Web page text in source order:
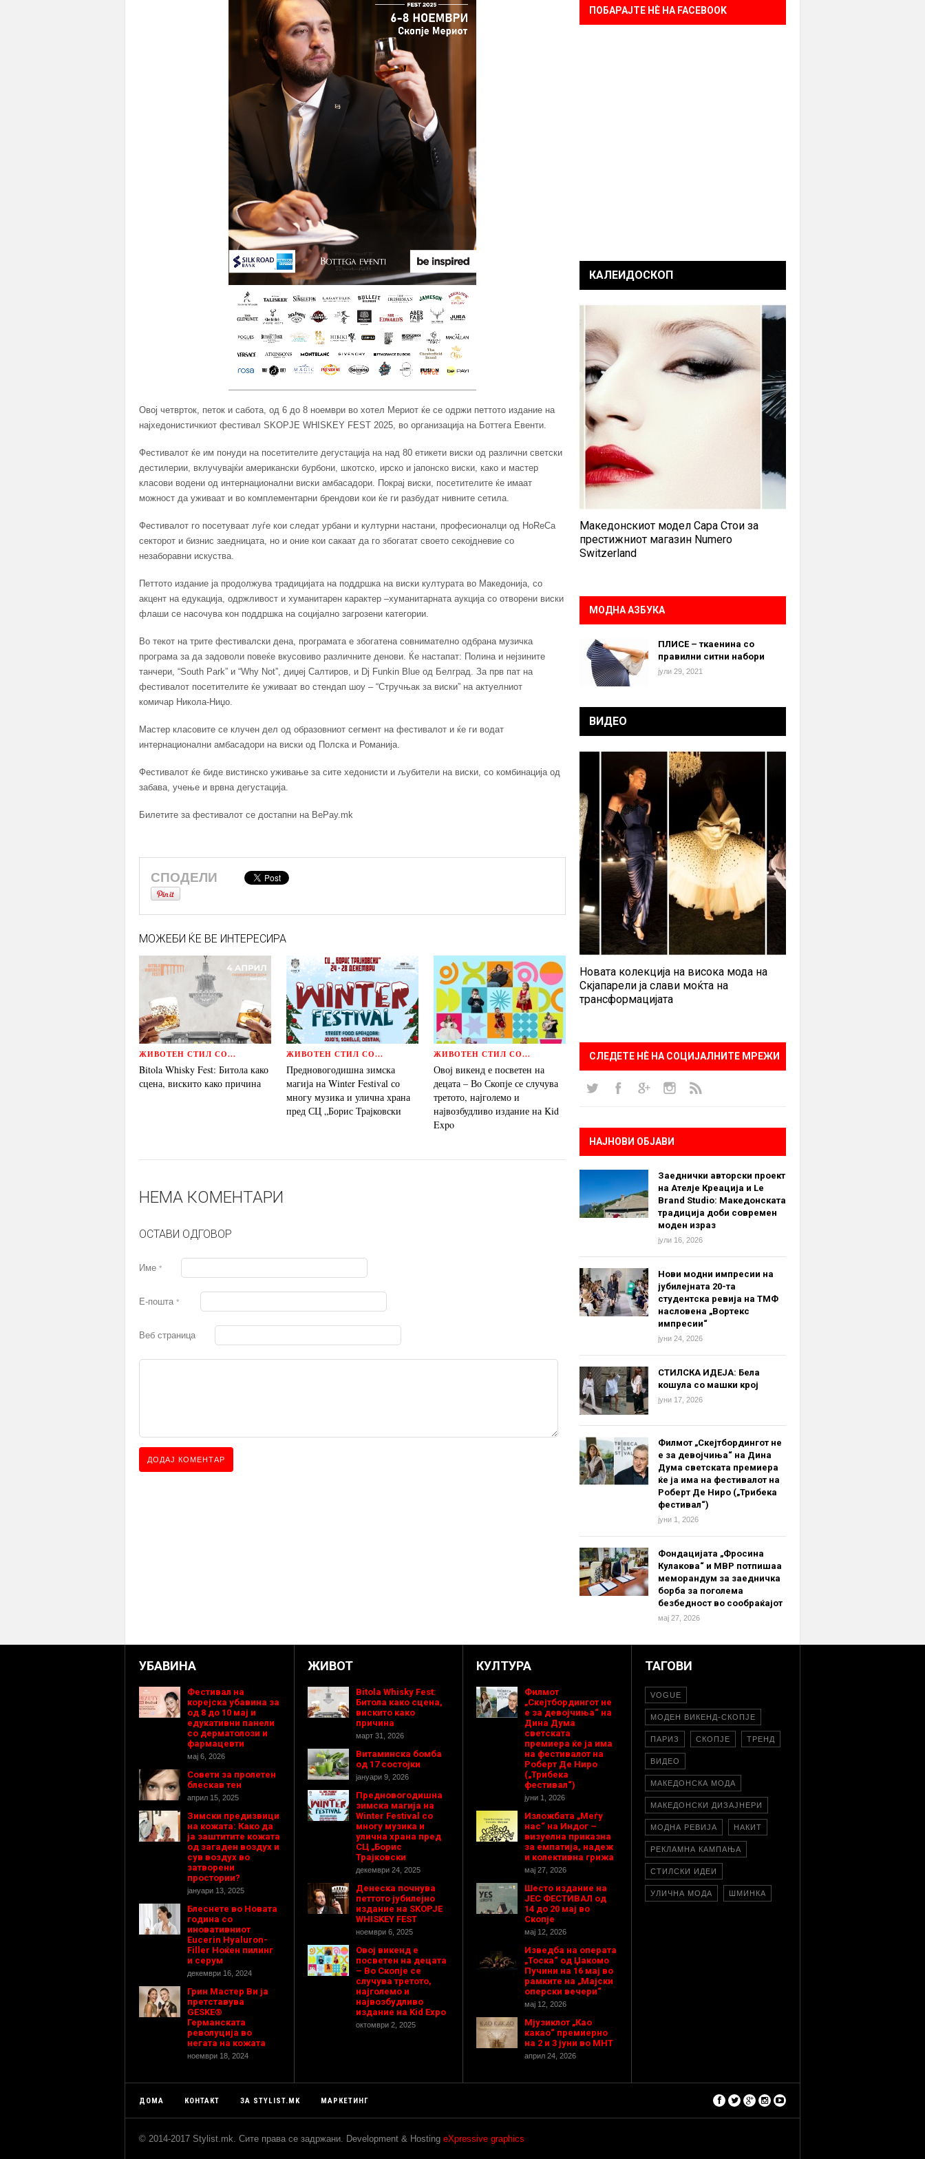
Овој четврток, петок и сабота, од 6 до 8 ноември во хотел Мериот ќе се одржи петтото издание на
најхедонистичкиот фестивал SKOPJE WHISKEY FEST 2025, во организација на Боттега Евенти.
Фестивалот ќе им понуди на посетителите дегустација на над 80 етикети виски од различни светски
дестилерии, вклучувајќи американски бурбони, шкотско, ирско и јапонско виски, како и мастер
класови водени од интернационални виски амбасадори. Покрај виски, посетителите ќе имаат
можност да уживаат и во комплементарни брендови кои ќе ги разбудат нивните сетила.
Фестивалот го посетуваат луѓе кои следат урбани и културни настани, професионалци од HoReCa
секторот и бизнис заедницата, но и оние кои сакаат да го збогатат своето секојдневие со
незаборавни искуства.
Петтото издание ја продолжува традицијата на поддршка на виски културата во Македонија, со
акцент на едукација, одржливост и хуманитарен карактер –хуманитарната аукција со отворени виски
флаши се насочува кон поддршка на социјално загрозени категории.
Во текот на трите фестивалски дена, програмата е збогатена совнимателно одбрана музичка
програма за да задоволи повеќе вкусовиво различните денови. Ќе настапат: Полина и нејзините
танчери, “South Park” и “Why Not”, диџеj Салтиров, и Dj Funkin Blue од Белград. За прв пат на
фестивалот посетителите ќе уживаат во стендап шоу – “Стручњак за виски” на актуелниот
комичар Никола-Ниџо.
Мастер класовите се клучен дел од образовниот сегмент на фестивалот и ќе ги водат
интернационални амбасадори на виски од Полска и Романија.
Фестивалот ќе биде вистинско уживање за сите хедонисти и љубители на виски, со комбинација од
забава, учење и врвна дегустација.
Билетите за фестивалот се достапни на BePay.mk
СПОДЕЛИ
МОЖЕБИ ЌЕ ВЕ ИНТЕРЕСИРА
ЖИВОТЕН СТИЛ СО...
Bitola Whisky Fest: Битола како
сцена, вискито како причина
ЖИВОТЕН СТИЛ СО...
Предновогодишнa зимска
магија на Winter Festival со
многу музика и улична храна
пред СЦ „Борис Трајковски
ЖИВОТЕН СТИЛ СО...
Овој викенд е посветен на
децата – Во Скопје се случува
третото, најголемо и
највозбудливо издание на Kid
Expo
НЕМА КОМЕНТАРИ
ОСТАВИ ОДГОВОР
Име *
Е-пошта *
Веб страница
ПОБАРАЈТЕ НÈ НА FACEBOOK
КАЛЕИДОСКОП
Македонскиот модел Сара Стои за
престижниот магазин Numero
Switzerland
МОДНА АЗБУКА
ПЛИСЕ – ткаенина со
правилни ситни набори
јули 29, 2021
ВИДЕО
Новата колекција на висока мода на
Скјапарели ја слави моќта на
трансформацијата
СЛЕДЕТЕ НÈ НА СОЦИЈАЛНИТЕ МРЕЖИ
НАЈНОВИ ОБЈАВИ
Заеднички авторски проект
на Ателје Креација и Le
Brand Studio: Македонската
традиција доби современ
моден израз
јули 16, 2026
Нови модни импресии на
јубилејната 20-та
студентска ревија на ТМФ
насловена „Вортекс
импресии“
јуни 24, 2026
СТИЛСКА ИДЕЈА: Бела
кошула со машки крој
јуни 17, 2026
Филмот „Скејтбордингот не
е за девојчиња“ на Дина
Дума светската премиера
ќе ја има на фестивалот на
Роберт Де Ниро („Трибека
фестивал“)
јуни 1, 2026
Фондацијата „Фросина
Кулакова“ и МВР потпишаа
меморандум за заедничка
борба за поголема
безбедност во сообраќајот
мај 27, 2026
УБАВИНА
Фестивал на
корејска убавина за
од 8 до 10 мај и
едукативни панели
со дерматолози и
фармацевти
мај 6, 2026
Совети за пролетен
блескав тен
април 15, 2025
Зимски предизвици
на кожата: Како да
ја заштитите кожата
од загаден воздух и
сув воздух во
затворени
простории?
јануари 13, 2025
Блеснете во Новата
година со
иновативниот
Eucerin Hyaluron-
Filler Ноќен пилинг
и серум
декември 16, 2024
Грин Мастер Ви ја
претставува
GESKE®
Германската
револуција во
негата на кожата
ноември 18, 2024
ЖИВОТ
Bitola Whisky Fest:
Битола како сцена,
вискито како
причина
март 31, 2026
Витаминска бомба
од 17 состојки
јануари 9, 2026
Предновогодишнa
зимска магија на
Winter Festival со
многу музика и
улична храна пред
СЦ „Борис
Трајковски
декември 24, 2025
Денеска почнува
петтото јубилејно
издание на SKOPJE
WHISKEY FEST
ноември 6, 2025
Овој викенд е
посветен на децата
– Во Скопје се
случува третото,
најголемо и
највозбудливо
издание на Kid Expo
октомври 2, 2025
КУЛТУРА
Филмот
„Скејтбордингот не
е за девојчиња“ на
Дина Дума
светската
премиера ќе ја има
на фестивалот на
Роберт Де Ниро
(„Трибека
фестивал“)
јуни 1, 2026
Изложбата „Меѓу
нас“ на Индог –
визуелна приказна
за емпатија, надеж
и колективна грижа
мај 27, 2026
Шесто издание на
ЈЕС ФЕСТИВАЛ од
14 до 20 мај во
Скопје
мај 12, 2026
Изведба на операта
„Тоска“ од Џакомо
Пучини на 16 мај во
рамките на „Мајски
оперски вечери“
мај 12, 2026
Мјузиклот „Као
какао“ премиерно
на 2 и 3 јуни во МНТ
април 24, 2026
ТАГОВИ
VOGUE
МОДЕН ВИКЕНД-СКОПЈЕ
ПАРИЗ СКОПЈЕ ТРЕНД
ВИДЕО
МАКЕДОНСКА МОДА
МАКЕДОНСКИ ДИЗАЈНЕРИ
МОДНА РЕВИЈА НАКИТ
РЕКЛАМНА КАМПАЊА
СТИЛСКИ ИДЕИ
УЛИЧНА МОДА ШМИНКА
ДОМА КОНТАКТ ЗА STYLIST.MK МАРКЕТИНГ
© 2014-2017 Stylist.mk. Сите права се задржани. Development & Hosting eXpressive graphics